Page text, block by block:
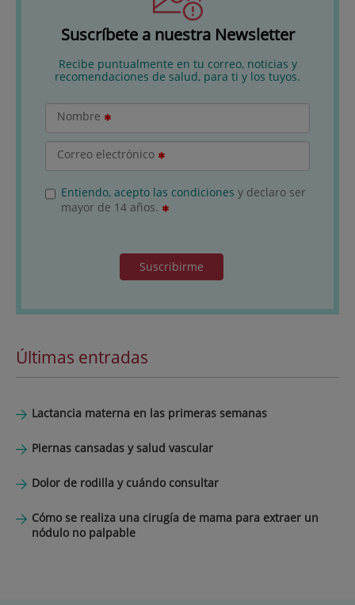
Suscríbete a nuestra Newsletter
Recibe puntualmente en tu correo, noticias y
recomendaciones de salud, para ti y los tuyos.
Nombre
Correo electrónico
Entiendo, acepto las condiciones y declaro ser
mayor de 14 años.
Suscribirme
Últimas entradas
Lactancia materna en las primeras semanas
Piernas cansadas y salud vascular
Dolor de rodilla y cuándo consultar
Cómo se realiza una cirugía de mama para extraer un
nódulo no palpable